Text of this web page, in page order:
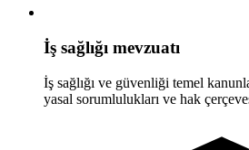
İş sağlığı mevzuatı
İş sağlığı ve güvenliği temel
yasal sorumlulukları ve hak